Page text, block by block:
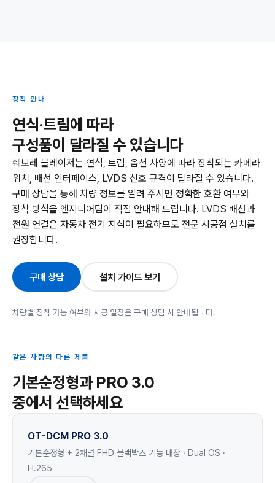
장착 안내
연식·트림에 따라
구성품이 달라질 수 있습니다
쉐보레 블레이저는 연식, 트림, 옵션 사양에 따라 장착되는 카메라
위치, 배선 인터페이스, LVDS 신호 규격이 달라질 수 있습니다.
구매 상담을 통해 차량 정보를 알려 주시면 정확한 호환 여부와
장착 방식을 엔지니어팀이 직접 안내해 드립니다. LVDS 배선과
전원 연결은 자동차 전기 지식이 필요하므로 전문 시공점 설치를
권장합니다.
구매 상담 설치 가이드 보기
차량별 장착 가능 여부와 시공 일정은 구매 상담 시 안내됩니다.
같은 차량의 다른 제품
기본순정형과 PRO 3.0
중에서 선택하세요
OT-DCM PRO 3.0
기본순정형 + 2채널 FHD 블랙박스 기능 내장 · Dual OS ·
H.265